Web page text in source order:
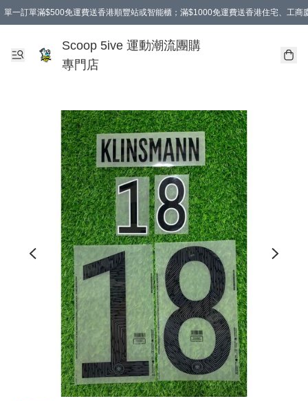
單一訂單滿$500免運費送香港順豐站或智能櫃；滿$1000免運費送香港住宅、工商
Scoop 5ive 運動潮流團購
專門店